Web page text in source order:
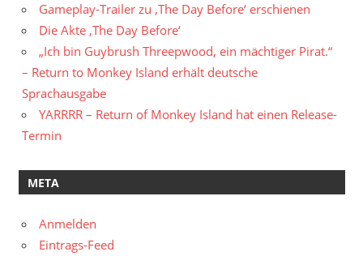
Gameplay-Trailer zu ‚The Day Before‘ erschienen
Die Akte ‚The Day Before‘
„Ich bin Guybrush Threepwood, ein mächtiger Pirat.“
– Return to Monkey Island erhält deutsche
Sprachausgabe
YARRRR – Return of Monkey Island hat einen Release-
Termin
META
Anmelden
Eintrags-Feed